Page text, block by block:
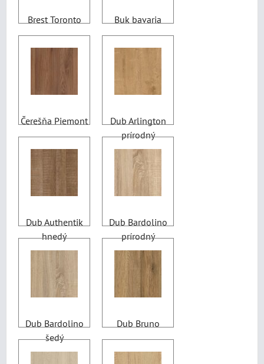
Brest Toronto Buk bavaria
Čerešňa Piemont
Dub Arlington
prírodný
Dub Authentik
hnedý
Dub Bardolino
prírodný
Dub Bardolino
šedý
Dub Bruno